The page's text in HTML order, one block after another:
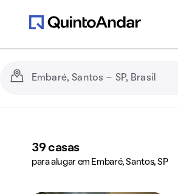
39 casas
para alugar em Embaré, Santos, SP